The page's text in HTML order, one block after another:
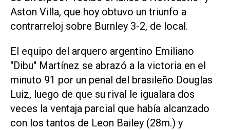
Aston Villa, que hoy obtuvo un triunfo a
contrarreloj sobre Burnley 3-2, de local.
El equipo del arquero argentino Emiliano
"Dibu" Martínez se abrazó a la victoria en el
minuto 91 por un penal del brasileño Douglas
Luiz, luego de que su rival le igualara dos
veces la ventaja parcial que había alcanzado
con los tantos de Leon Bailey (28m.) y